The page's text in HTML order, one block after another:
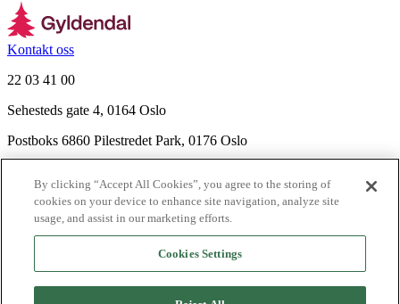
Kontakt oss
22 03 41 00
Sehesteds gate 4, 0164 Oslo
Postboks 6860 Pilestredet Park, 0176 Oslo
Nyhetsbrev
Ledige stillinger
Send inn manus
By clicking “Accept All Cookies”, you agree to the storing of
cookies on your device to enhance site navigation, analyze site
usage, and assist in our marketing efforts.
Cookies Settings